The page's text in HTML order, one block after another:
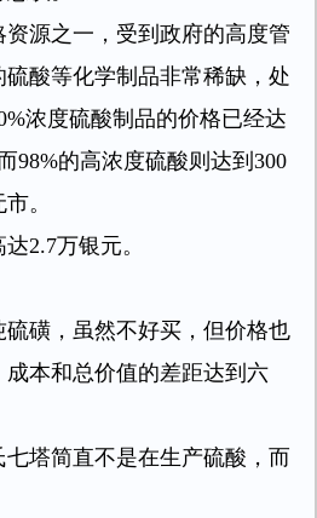
源之一，受到政府的高度管
酸等化学制品非常稀缺，处
浓度硫酸制品的价格已经达
98%的高浓度硫酸则达到300
。
2.7万银元。
硫磺，虽然不好买，但价格也
本和总价值的差距达到六
塔简直不是在生产硫酸，而